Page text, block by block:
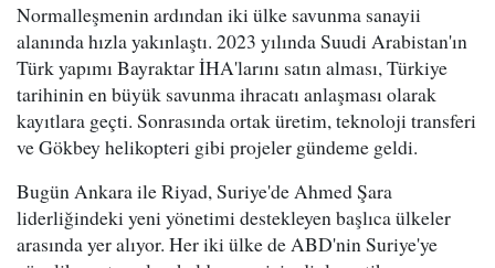
Normalleşmenin ardından iki ülke savunma sanayii
alanında hızla yakınlaştı. 2023 yılında Suudi Arabistan'ın
Türk yapımı Bayraktar İHA'larını satın alması, Türkiye
tarihinin en büyük savunma ihracatı anlaşması olarak
kayıtlara geçti. Sonrasında ortak üretim, teknoloji transferi
ve Gökbey helikopteri gibi projeler gündeme geldi.
Bugün Ankara ile Riyad, Suriye'de Ahmed Şara
liderliğindeki yeni yönetimi destekleyen başlıca ülkeler
arasında yer alıyor. Her iki ülke de ABD'nin Suriye'ye